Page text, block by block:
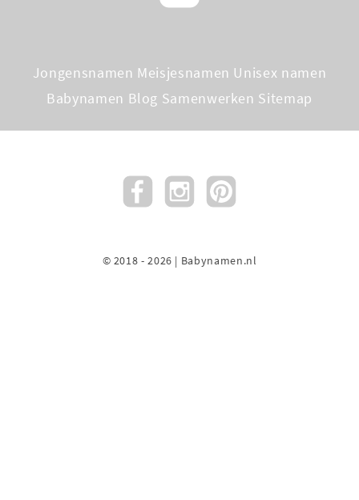
Jongensnamen Meisjesnamen Unisex namen
Babynamen Blog Samenwerken Sitemap
© 2018 - 2026 | Babynamen.nl